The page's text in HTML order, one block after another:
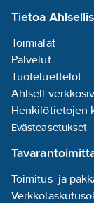
Tietoa
Toimialat
Palvelut
Tuoteluettelot
Ahlsell
Henkilötietojen
Evästeasetukset
Toimitus- ja